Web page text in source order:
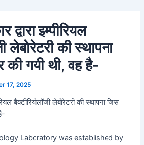
द्वारा इम्पीरियल
लेबोरेटरी की स्थापना
की गयी थी, वह है-
17, 2025
बैक्टीरियोलॉजी लेबोरेटरी की स्थापना जिस
Laboratory was established by